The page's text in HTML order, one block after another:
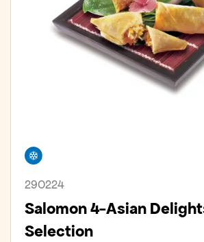
290224
Salomon 4-Asian
Selection